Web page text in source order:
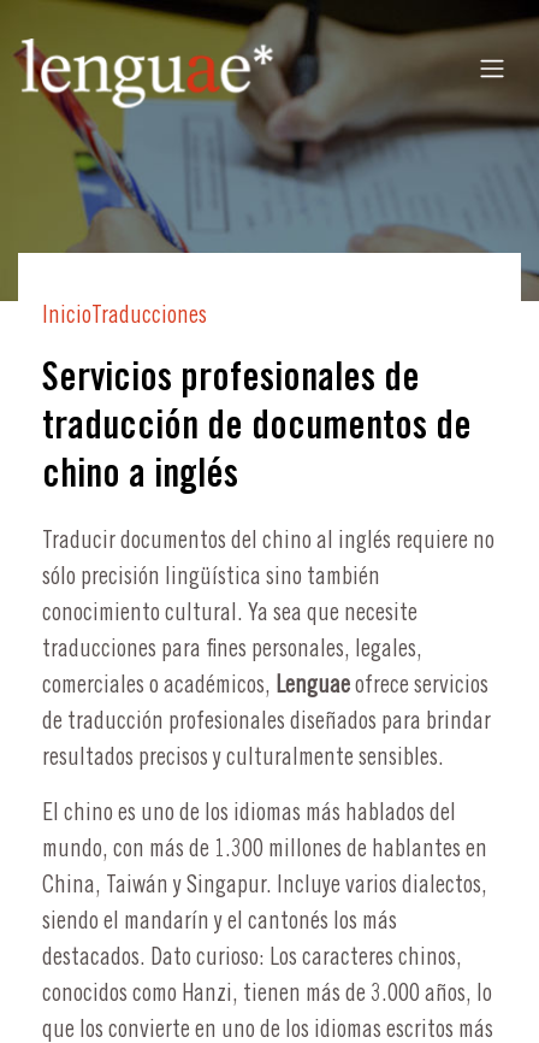
Inicio Traducciones
Servicios profesionales de
traducción de documentos de
chino a inglés
Traducir documentos del chino al inglés requiere no
sólo precisión lingüística sino también
conocimiento cultural. Ya sea que necesite
traducciones para fines personales, legales,
comerciales o académicos, Lenguae ofrece servicios
de traducción profesionales diseñados para brindar
resultados precisos y culturalmente sensibles.
El chino es uno de los idiomas más hablados del
mundo, con más de 1.300 millones de hablantes en
China, Taiwán y Singapur. Incluye varios dialectos,
siendo el mandarín y el cantonés los más
destacados. Dato curioso: Los caracteres chinos,
conocidos como Hanzi, tienen más de 3.000 años, lo
que los convierte en uno de los idiomas escritos más